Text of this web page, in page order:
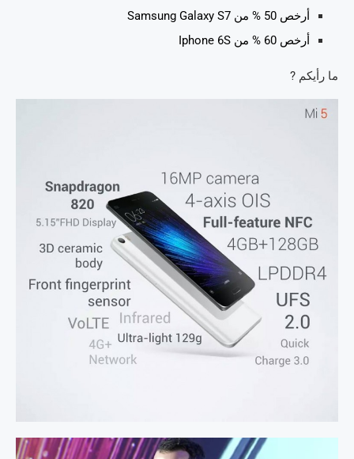
أرخص 50 % من Samsung Galaxy S7
أرخص 60 % من Iphone 6S
ما رأيكم ?